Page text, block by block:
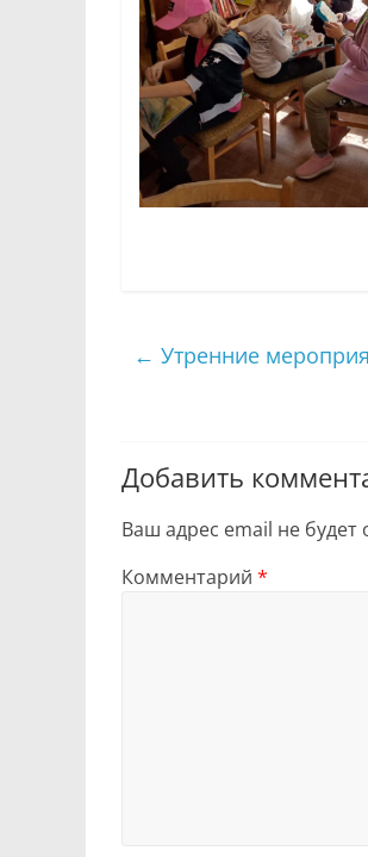
← Утренние
Добавить
Ваш адрес email не будет
Комментарий *